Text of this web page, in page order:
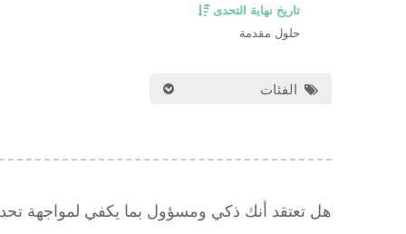
تاريخ نهاية التحدى
حلول مقدمة
الفئات
هل تعتقد أنك ذكي ومسؤول بما يكفي لمواجهة